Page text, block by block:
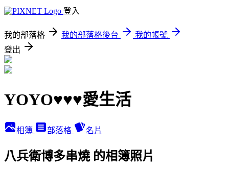
登入
我的部落格 我的部落格後台
我的帳號
登出
YOYO♥♥♥愛生活
相簿 部落格 名片
八兵衛博多串燒 的相簿照片